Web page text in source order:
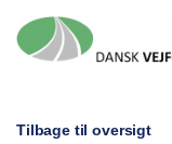
Tilbage til oversigt